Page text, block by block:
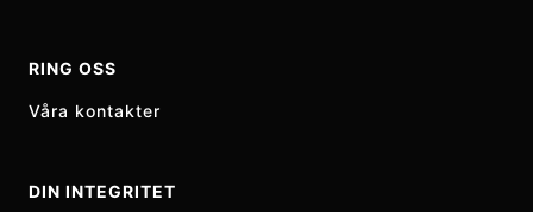
RING OSS
Våra kontakter
DIN INTEGRITET